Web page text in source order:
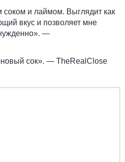
соком и лаймом. Выглядит как
вкус и позволяет мне
—
сок». — TheRealClose